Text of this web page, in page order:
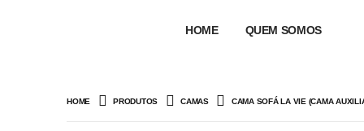
HOME QUEM SOMOS
HOME PRODUTOS CAMAS CAMA SOFÁ LA VIE (CAMA